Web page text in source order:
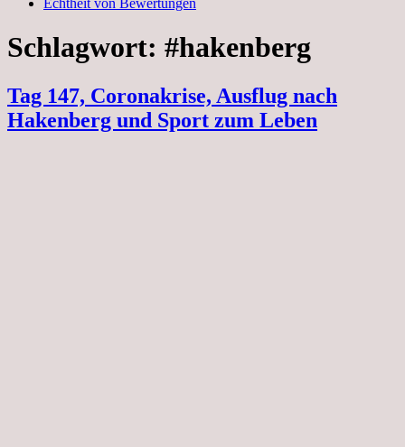
Echtheit von Bewertungen
Schlagwort: #hakenberg
Tag 147, Coronakrise, Ausflug nach
Hakenberg und Sport zum Leben